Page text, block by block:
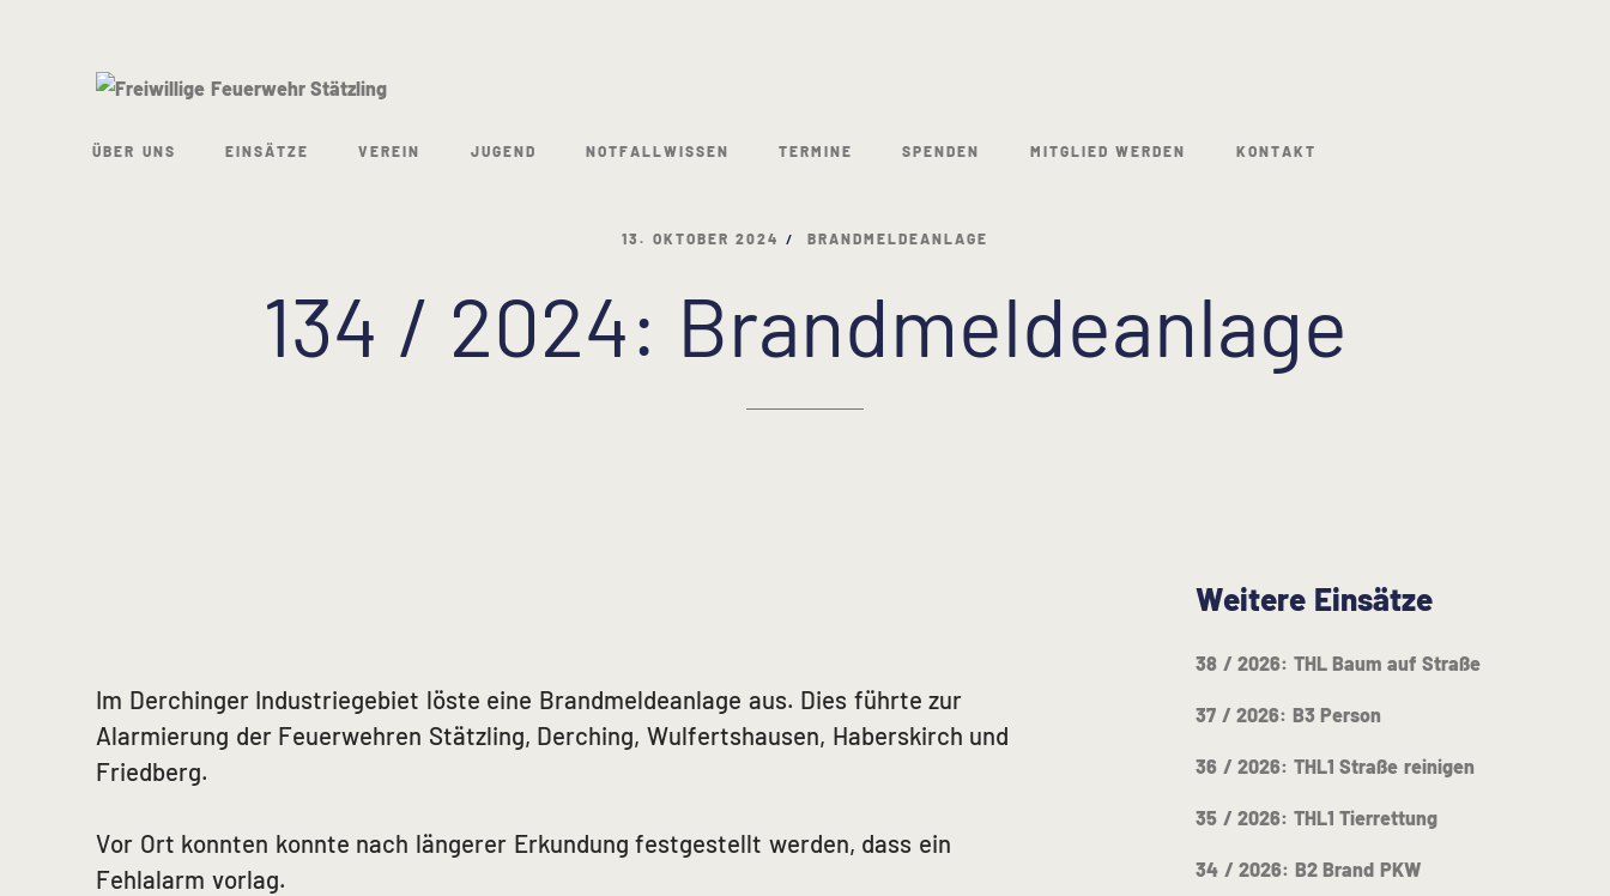
ÜBER UNS EINSÄTZE VEREIN JUGEND NOTFALLWISSEN TERMINE SPENDEN MITGLIED WERDEN KONTAKT
13. OKTOBER 2024 BRANDMELDEANLAGE
134 / 2024: Brandmeldeanlage
Im Derchinger Industriegebiet löste eine Brandmeldeanlage aus. Dies führte zur
Alarmierung der Feuerwehren Stätzling, Derching, Wulfertshausen, Haberskirch und
Friedberg.
Vor Ort konnten konnte nach längerer Erkundung festgestellt werden, dass ein
Fehlalarm vorlag.
Weitere Einsätze
38 / 2026: THL Baum auf Straße
37 / 2026: B3 Person
36 / 2026: THL1 Straße reinigen
35 / 2026: THL1 Tierrettung
34 / 2026: B2 Brand PKW